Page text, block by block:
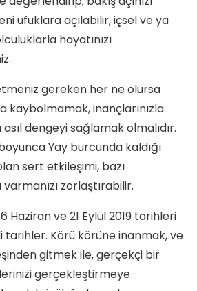
ufuklara açılabilir, içsel ve ya
hayatınızı
gereken her ne olursa
kaybolmamak, inançlarınızla
dengeyi sağlamak olmalıdır.
Yay burcunda kaldığı
sert etkileşimi, bazı
zorlaştırabilir.
Haziran ve 21 Eylül 2019 tarihleri
Körü körüne inanmak, ve
gitmek ile, gerçekçi bir
gerçekleştirmeye